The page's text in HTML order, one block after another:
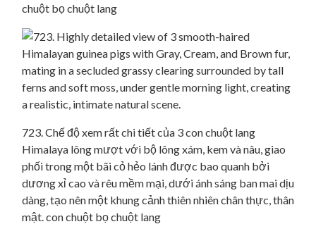
chuột bọ chuột lang
723. Chế độ xem rất chi tiết của 3 con chuột lang
Himalaya lông mượt với bộ lông xám, kem và nâu, giao
phối trong một bãi cỏ hẻo lánh được bao quanh bởi
dương xỉ cao và rêu mềm mại, dưới ánh sáng ban mai dịu
dàng, tạo nên một khung cảnh thiên nhiên chân thực, thân
mật. con chuột bọ chuột lang